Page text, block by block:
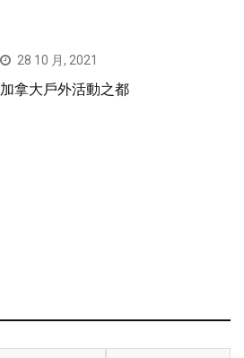
28 10 月, 2021
加拿大戶外活動之都